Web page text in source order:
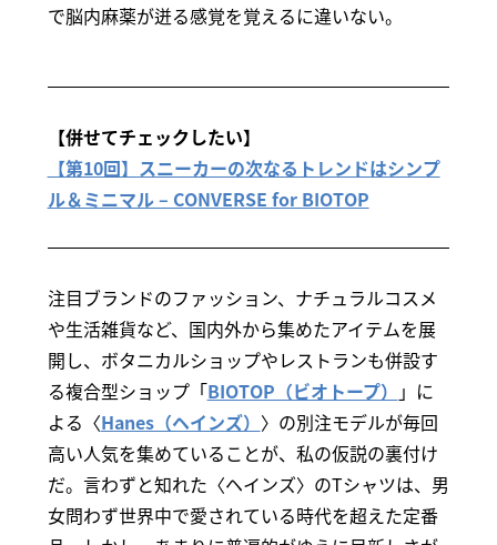
で脳内麻薬が迸る感覚を覚えるに違いない。
【併せてチェックしたい】
【第10回】スニーカーの次なるトレンドはシンプ
ル＆ミニマル – CONVERSE for BIOTOP
注目ブランドのファッション、ナチュラルコスメ
や生活雑貨など、国内外から集めたアイテムを展
開し、ボタニカルショップやレストランも併設す
る複合型ショップ「BIOTOP（ビオトープ） 」に
よる〈Hanes（ヘインズ） 〉の別注モデルが毎回
高い人気を集めていることが、私の仮説の裏付け
だ。言わずと知れた〈ヘインズ〉のTシャツは、男
女問わず世界中で愛されている時代を超えた定番